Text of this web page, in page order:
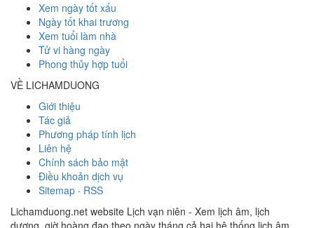
Xem ngày tốt xấu
Ngày tốt khai trương
Xem tuổi làm nhà
Tử vi hàng ngày
Phong thủy hợp tuổi
VỀ LICHAMDUONG
Giới thiệu
Tác giả
Phương pháp tính lịch
Liên hệ
Chính sách bảo mật
Điều khoản dịch vụ
Sitemap · RSS
Lichamduong.net website Lịch vạn niên - Xem lịch âm, lịch
dương, giờ hoàng đạo theo ngày tháng cả hai hệ thống lịch âm,